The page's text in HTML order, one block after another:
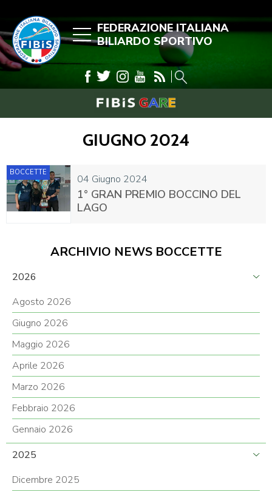
FEDERAZIONE ITALIANA
BILIARDO SPORTIVO
GIUGNO 2024
04 Giugno 2024
BOCCETTE
1° GRAN PREMIO BOCCINO DEL
LAGO
ARCHIVIO NEWS BOCCETTE
2026
Agosto 2026
Giugno 2026
Maggio 2026
Aprile 2026
Marzo 2026
Febbraio 2026
Gennaio 2026
2025
Dicembre 2025